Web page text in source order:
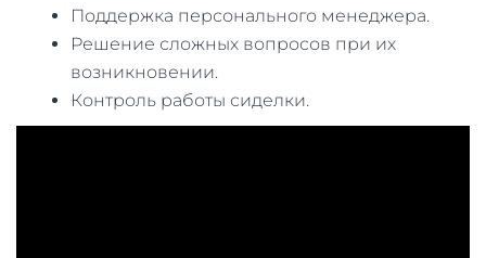
Поддержка персонального менеджера.
Решение сложных вопросов при их
возникновении.
Контроль работы сиделки.